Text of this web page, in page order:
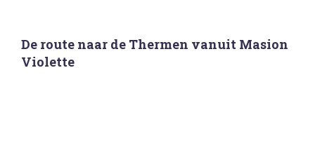
De route naar de Thermen vanuit Masion
Violette